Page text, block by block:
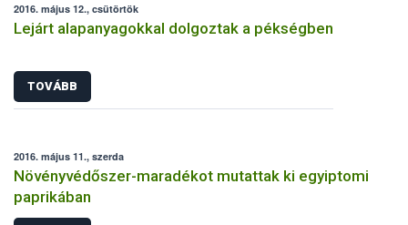
2016. május 12., csütörtök
Lejárt alapanyagokkal dolgoztak a pékségben
TOVÁBB
2016. május 11., szerda
Növényvédőszer-maradékot mutattak ki egyiptomi
paprikában